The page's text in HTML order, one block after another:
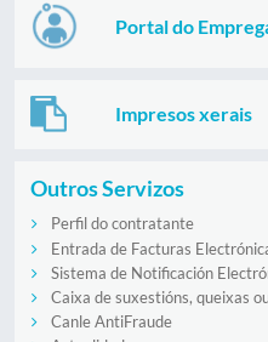
Portal do
Impresos xerais
Outros Servizos
Perfil do contratante
Entrada de Facturas
Sistema de Notificación
Caixa de suxestións, queixas
Canle AntiFraude